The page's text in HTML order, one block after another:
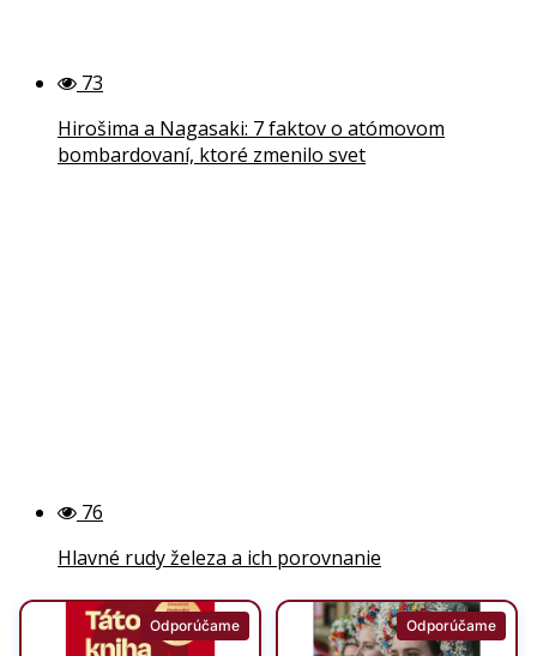
73
Hirošima a Nagasaki: 7 faktov o atómovom
bombardovaní, ktoré zmenilo svet
76
Hlavné rudy železa a ich porovnanie